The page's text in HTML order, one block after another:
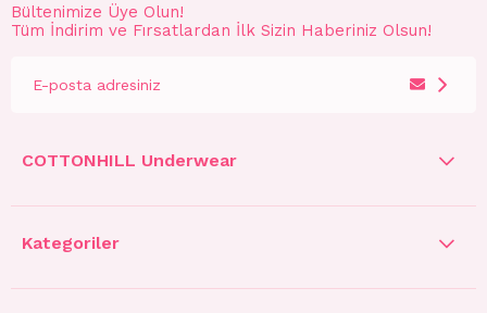
Bültenimize Üye Olun!
Tüm İndirim ve Fırsatlardan İlk Sizin Haberiniz Olsun!
COTTONHILL Underwear
Kategoriler